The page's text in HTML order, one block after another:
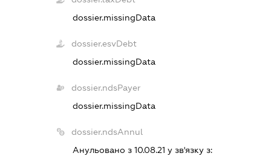
dossier.missingData
dossier.esvDebt
dossier.missingData
dossier.ndsPayer
dossier.missingData
dossier.ndsAnnul
Анульовано з 10.08.21 у зв'язку з: